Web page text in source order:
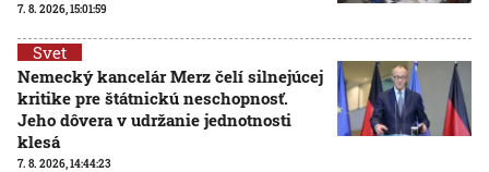
7. 8. 2026, 15:01:59
Svet
Nemecký kancelár Merz čelí silnejúcej
kritike pre štátnickú neschopnosť.
Jeho dôvera v udržanie jednotnosti
klesá
7. 8. 2026, 14:44:23